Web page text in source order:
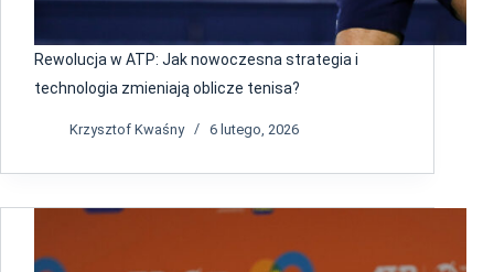
Rewolucja w ATP: Jak nowoczesna strategia i
technologia zmieniają oblicze tenisa?
Krzysztof Kwaśny 6 lutego, 2026